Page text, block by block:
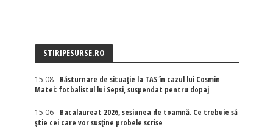
STIRIPESURSE.RO
15:08
Răsturnare de situație la TAS în cazul lui Cosmin
Matei: fotbalistul lui Sepsi, suspendat pentru dopaj
15:06
Bacalaureat 2026, sesiunea de toamnă. Ce trebuie să
știe cei care vor susține probele scrise